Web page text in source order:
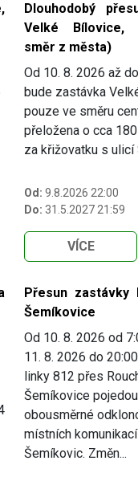
Dlouhodobý
Velké Bílovice,
směr z města)
Od 10. 8. 2026 až
bude zastávka
pouze ve směru
přeložena o cca
za křižovatku s ulicí
Od: 9.8.2026 22:00
Do: 31.5.2027 21:59
VÍCE
Přesun zastávky
Šemíkovice
Od 10. 8. 2026 od
11. 8. 2026 do
linky 812 přes
Šemíkovice
obousměrné
místních
Šemíkovic. Změn...